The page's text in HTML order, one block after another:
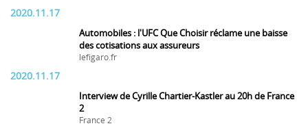
2020.11.17
Automobiles : l'UFC Que Choisir réclame une baisse
des cotisations aux assureurs
lefigaro.fr
2020.11.17
Interview de Cyrille Chartier-Kastler au 20h de France
2
France 2